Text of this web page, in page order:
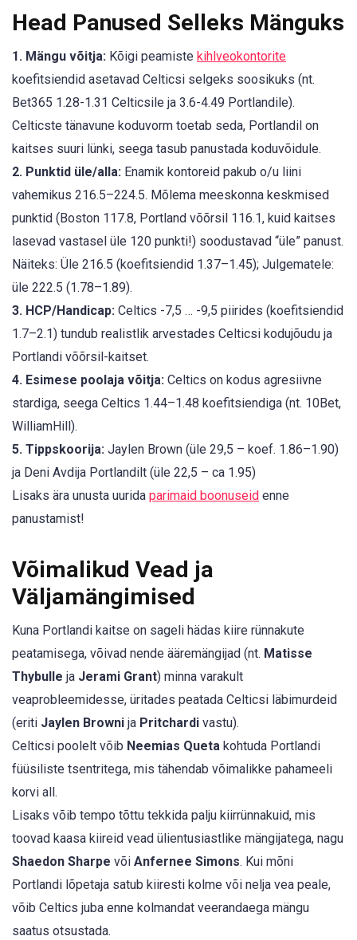
Head Panused Selleks Mänguks
1. Mängu võitja: Kõigi peamiste kihlveokontorite
koefitsiendid asetavad Celticsi selgeks soosikuks (nt.
Bet365 1.28-1.31 Celticsile ja 3.6-4.49 Portlandile).
Celticste tänavune koduvorm toetab seda, Portlandil on
kaitses suuri lünki, seega tasub panustada koduvõidule.
2. Punktid üle/alla: Enamik kontoreid pakub o/u liini
vahemikus 216.5–224.5. Mõlema meeskonna keskmised
punktid (Boston 117.8, Portland võõrsil 116.1, kuid kaitses
lasevad vastasel üle 120 punkti!) soodustavad “üle” panust.
Näiteks: Üle 216.5 (koefitsiendid 1.37–1.45); Julgematele:
üle 222.5 (1.78–1.89).
3. HCP/Handicap: Celtics -7,5 … -9,5 piirides (koefitsiendid
1.7–2.1) tundub realistlik arvestades Celticsi kodujõudu ja
Portlandi võõrsil-kaitset.
4. Esimese poolaja võitja: Celtics on kodus agresiivne
stardiga, seega Celtics 1.44–1.48 koefitsiendiga (nt. 10Bet,
WilliamHill).
5. Tippskoorija: Jaylen Brown (üle 29,5 – koef. 1.86–1.90)
ja Deni Avdija Portlandilt (üle 22,5 – ca 1.95)
Lisaks ära unusta uurida parimaid boonuseid enne
panustamist!
Võimalikud Vead ja
Väljamängimised
Kuna Portlandi kaitse on sageli hädas kiire rünnakute
peatamisega, võivad nende ääremängijad (nt. Matisse
Thybulle ja Jerami Grant) minna varakult
veaprobleemidesse, üritades peatada Celticsi läbimurdeid
(eriti Jaylen Browni ja Pritchardi vastu).
Celticsi poolelt võib Neemias Queta kohtuda Portlandi
füüsiliste tsentritega, mis tähendab võimalikke pahameeli
korvi all.
Lisaks võib tempo tõttu tekkida palju kiirrünnakuid, mis
toovad kaasa kiireid vead ülientusiastlike mängijatega, nagu
Shaedon Sharpe või Anfernee Simons. Kui mõni
Portlandi lõpetaja satub kiiresti kolme või nelja vea peale,
võib Celtics juba enne kolmandat veerandaega mängu
saatus otsustada.